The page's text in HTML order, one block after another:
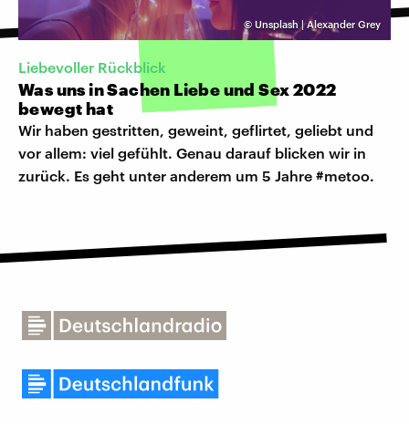
© Unsplash | Alexander Grey
Liebevoller Rückblick
Was uns in Sachen Liebe und Sex 2022
bewegt hat
Wir haben gestritten, geweint, geflirtet, geliebt und
vor allem: viel gefühlt. Genau darauf blicken wir in
zurück. Es geht unter anderem um 5 Jahre #metoo.